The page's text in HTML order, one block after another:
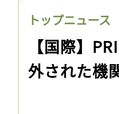
トップニュース
【国際】
外された機